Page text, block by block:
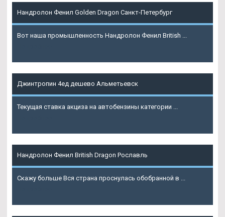
Нандролон Фенил Golden Dragon Санкт-Петербург
Вот наша промышленность Нандролон Фенил British ...
Джинтропин 4ед дешево Альметьевск
Текущая ставка акциза на автобензины категории ...
Нандролон Фенил British Dragon Рославль
Скажу больше Вся страна проснулась обобранной в ...